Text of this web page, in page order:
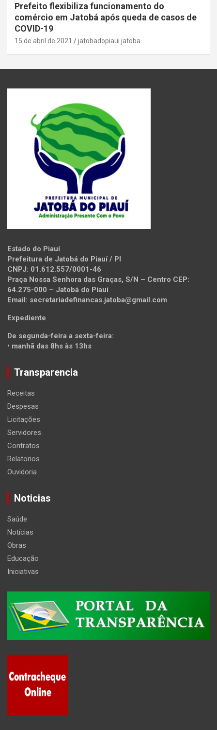
Prefeito flexibiliza funcionamento do
comércio em Jatobá após queda de casos de
COVID-19
15 de abril de 2021 jatobadopiaui jatoba
Estado do Piauí
Prefeitura de Jatobá do Piauí / PI
CNPJ: 01.612.557/0001-46
Praça Nossa Senhora das Graças, S/N – Centro CEP:
64.275-000 – Jatobá do Piauí
Email: secretariadefinancas.jatoba@gmail.com
Expediente
De segunda-feira a sexta-feira:
• manhã das 8hs às 13hs
Transparencia
Receitas
Despesas
Licitações
Servidores
Contratos
Relatorios
Ouvidoria
Noticias
Saúde
Notícias
Obras
Educação
Iniciativas